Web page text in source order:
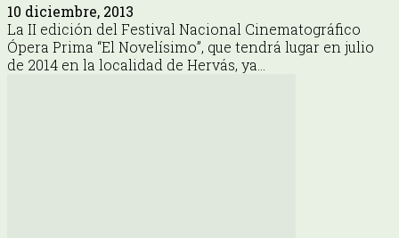
10 diciembre, 2013
La II edición del Festival Nacional Cinematográfico
Ópera Prima “El Novelísimo”, que tendrá lugar en julio
de 2014 en la localidad de Hervás, ya...